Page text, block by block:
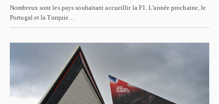
Nombreux sont les pays souhaitant accueillir la F1. L'année prochaine, le
Portugal et la Turquie…